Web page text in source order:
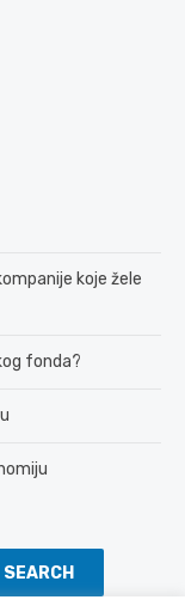
koje žele
fonda?
SEARCH